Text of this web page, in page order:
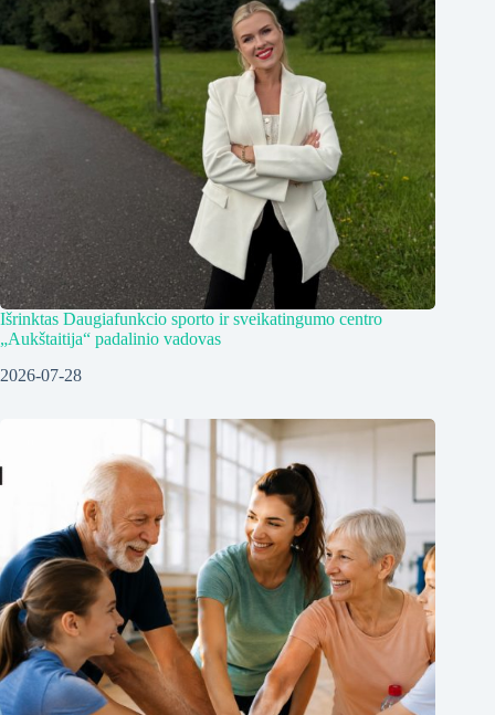
Išrinktas Daugiafunkcio sporto ir sveikatingumo centro
„Aukštaitija“ padalinio vadovas
2026-07-28